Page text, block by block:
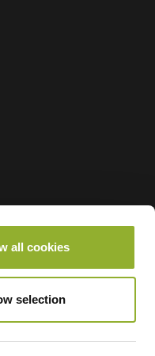
all cookies
selection